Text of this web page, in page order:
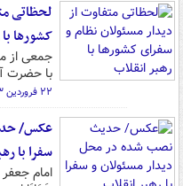
لحظاتی
کشورها
جمعی از
با حضرت
۲۲ فروردین ۰۳ - ۲۲:۲۹
عکس/
سفرا با
امام